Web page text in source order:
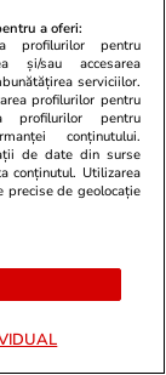
a oferi:
profilurilor pentru
și/sau accesarea
serviciilor.
profilurilor pentru
profilurilor pentru
conținutului.
de date din surse
conținutul. Utilizarea
precise de geolocație